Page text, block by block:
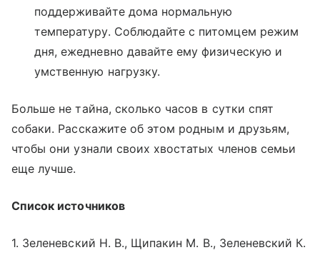
поддерживайте дома нормальную
температуру. Соблюдайте с питомцем режим
дня, ежедневно давайте ему физическую и
умственную нагрузку.
Больше не тайна, сколько часов в сутки спят
собаки. Расскажите об этом родным и друзьям,
чтобы они узнали своих хвостатых членов семьи
еще лучше.
Список источников
1. Зеленевский Н. В., Щипакин М. В., Зеленевский К.